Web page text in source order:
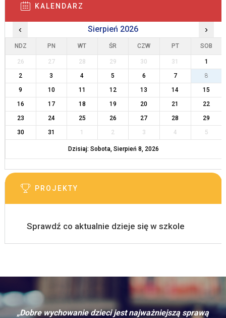
KALENDARZ
‹ Sierpień 2026 ›
NDZ PN WT ŚR CZW PT SOB
26 27 28 29 30 31
1
2
3 4 5 6 7
8
9
10 11 12 13 14
15
16
17 18 19 20 21
22
23
24 25 26 27 28
29
30
31 1 2 3 4 5
Dzisiaj: Sobota, Sierpień 8, 2026
PROJEKTY
Sprawdź co aktualnie dzieje się w szkole
„Dobre wychowanie dzieci jest najważniejszą sprawą